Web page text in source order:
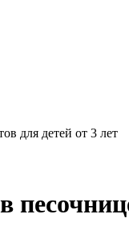
для детей от 3 лет